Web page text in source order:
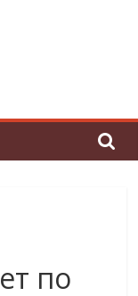
в ОУ
по